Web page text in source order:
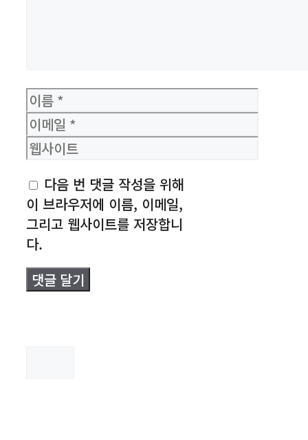
이
름
이
메
일
웹
사
이
트
다음 번 댓글 작성을 위해
이 브라우저에 이름, 이메일,
그리고 웹사이트를 저장합니
다.